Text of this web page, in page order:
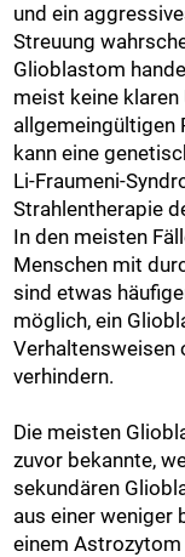
und ein
Streuung
Glioblastom
meist keine klaren
allgemeingültigen
kann eine
Li-Fraumeni-
Strahlentherapie
In den meisten
Menschen mit
sind etwas
möglich, ein
Verhaltensweisen
verhindern.
Die meisten
zuvor bekannte,
sekundären
aus einer weniger
einem